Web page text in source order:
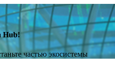
Hub!
частью экосистемы